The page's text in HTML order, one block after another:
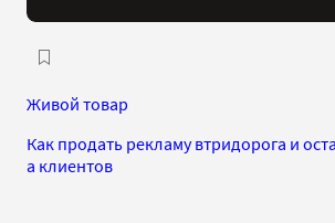
Живой товар
Как продать рекламу втридорога и
а клиентов